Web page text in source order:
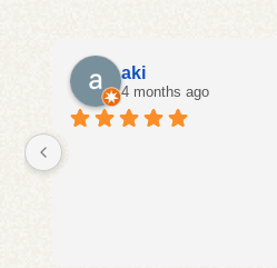
aki
4 months ago